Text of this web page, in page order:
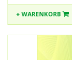
+ WARENKORB